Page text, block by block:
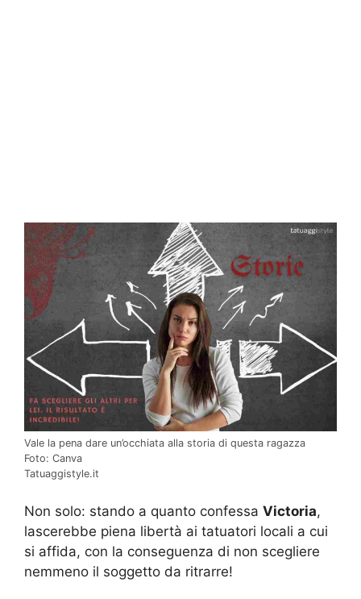
Vale la pena dare un’occhiata alla storia di questa ragazza
Foto: Canva
Tatuaggistyle.it
Non solo: stando a quanto confessa Victoria,
lascerebbe piena libertà ai tatuatori locali a cui
si affida, con la conseguenza di non scegliere
nemmeno il soggetto da ritrarre!